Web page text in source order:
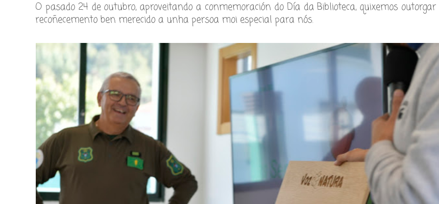
O pasado 24 de outubro, aproveitando a conmemoración do Día da Biblioteca, quixemos
recoñecemento ben merecido a unha persoa moi especial para nós.